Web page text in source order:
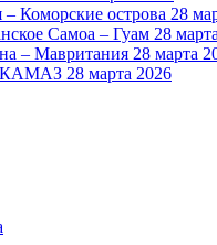
Коморские острова 28
Самоа – Гуам 28
– Мавритания 28 марта
28 марта 2026